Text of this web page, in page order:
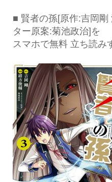
■ 賢者の孫[原作:吉岡剛
ター原案:菊池政治]を
スマホで無料 立ち読み